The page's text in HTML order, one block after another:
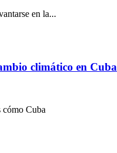
en la...
climático en Cuba
cómo Cuba